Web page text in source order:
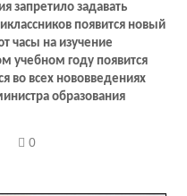
запретило задавать
появится новый
часы на изучение
учебном году появится
во всех нововведениях
образования
0